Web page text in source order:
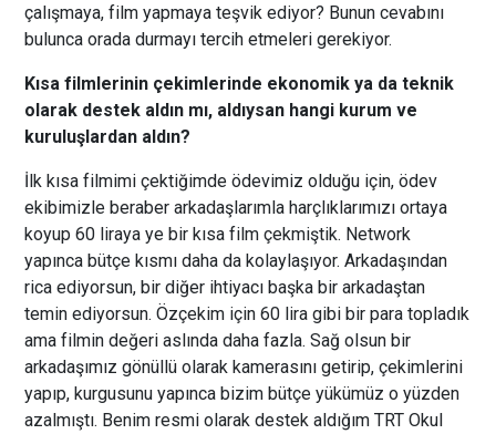
çalışmaya, film yapmaya teşvik ediyor? Bunun cevabını
bulunca orada durmayı tercih etmeleri gerekiyor.
Kısa filmlerinin çekimlerinde ekonomik ya da teknik
olarak destek aldın mı, aldıysan hangi kurum ve
kuruluşlardan aldın?
İlk kısa filmimi çektiğimde ödevimiz olduğu için, ödev
ekibimizle beraber arkadaşlarımla harçlıklarımızı ortaya
koyup 60 liraya ye bir kısa film çekmiştik. Network
yapınca bütçe kısmı daha da kolaylaşıyor. Arkadaşından
rica ediyorsun, bir diğer ihtiyacı başka bir arkadaştan
temin ediyorsun. Özçekim için 60 lira gibi bir para topladık
ama filmin değeri aslında daha fazla. Sağ olsun bir
arkadaşımız gönüllü olarak kamerasını getirip, çekimlerini
yapıp, kurgusunu yapınca bizim bütçe yükümüz o yüzden
azalmıştı. Benim resmi olarak destek aldığım TRT Okul